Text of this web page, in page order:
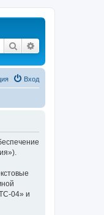
Поиск
Вход
04» и